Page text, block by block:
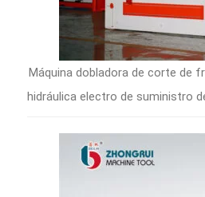
Máquina dobladora de corte de
hidráulica electro de suministro